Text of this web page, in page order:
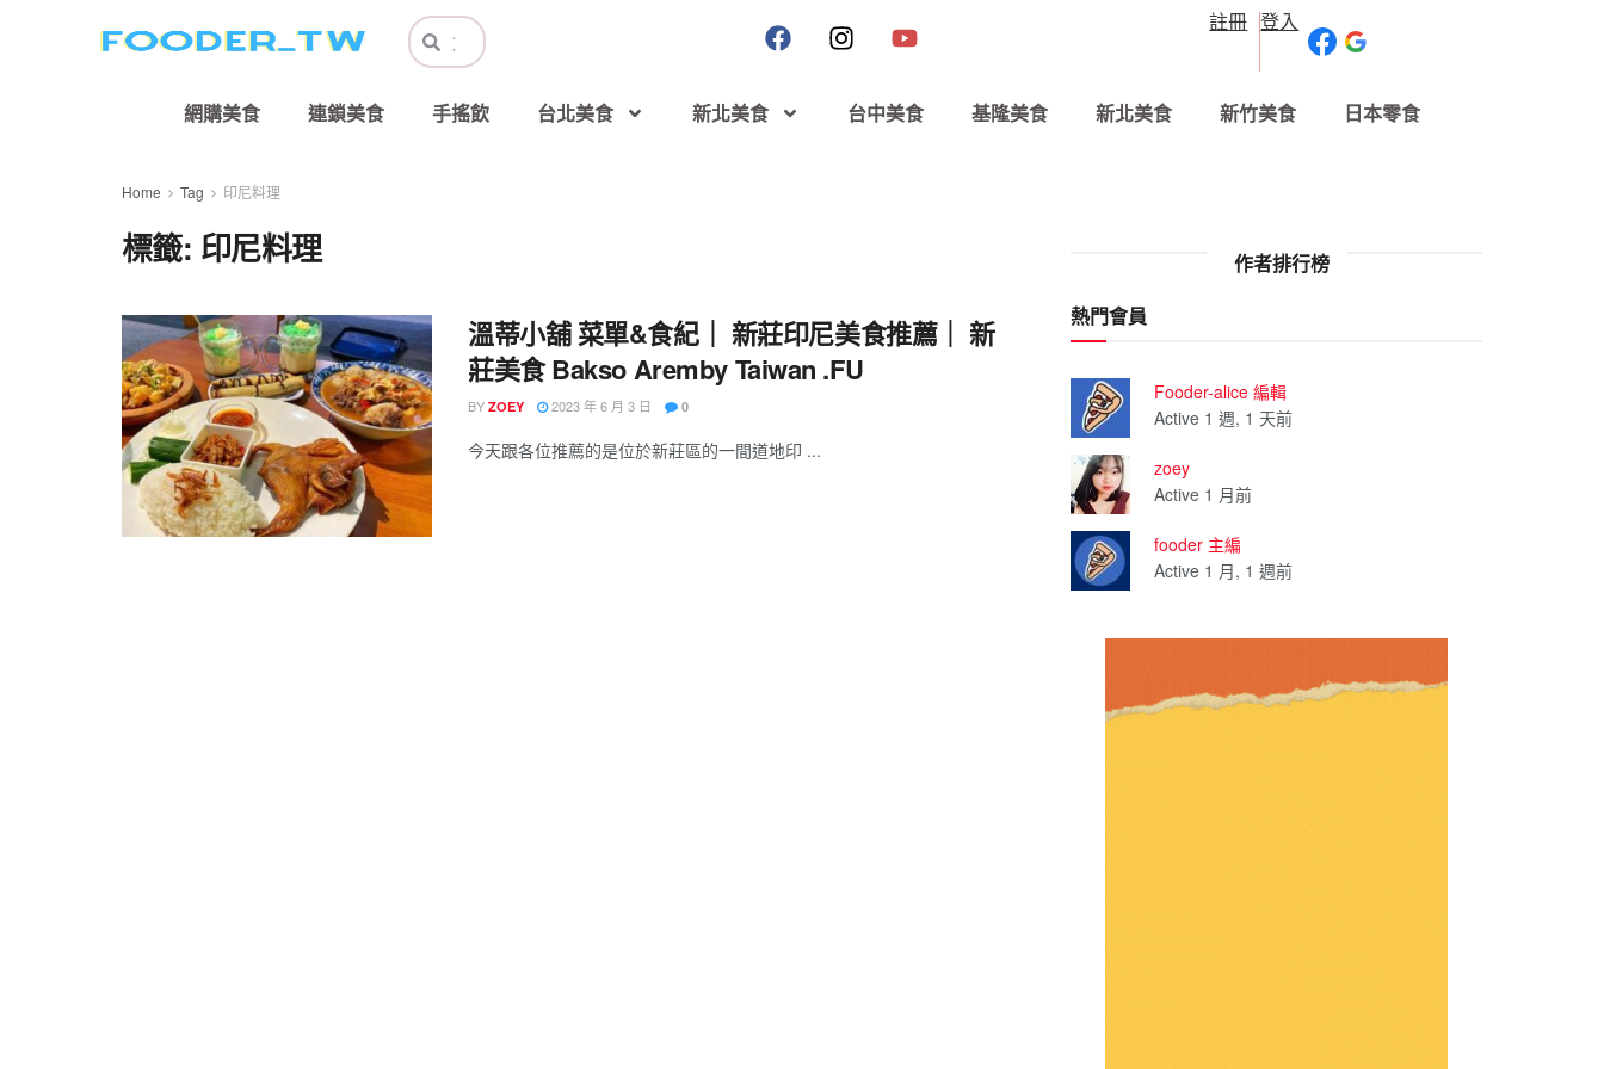
註冊 登入
網購美食 連鎖美食 手搖飲 台北美食 新北美食 台中美食 基隆美食 新北美食 新竹美食 日本零食
Home Tag 印尼料理
標籤: 印尼料理
溫蒂小舖 菜單&食紀｜ 新莊印尼美食推薦｜ 新
莊美食 Bakso Aremby Taiwan .FU
BY ZOEY 2023 年 6 月 3 日 0
今天跟各位推薦的是位於新莊區的一間道地印 ...
作者排行榜
熱門會員
Fooder-alice 編輯
Active 1 週, 1 天前
zoey
Active 1 月前
fooder 主編
Active 1 月, 1 週前